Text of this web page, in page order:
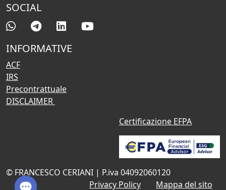
SOCIAL
INFORMATIVE
ACF
IRS
Precontrattuale
DISCLAIMER
Certificazione EFPA
© FRANCESCO CERIANI | P.iva 04092060120
Privacy Policy
Mappa del sito